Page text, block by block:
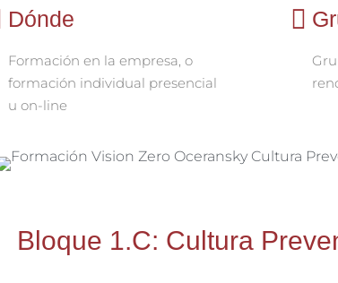
Dónde
Formación en la empresa, o
formación individual presencial
u on-line
Bloque 1.C: Cultura